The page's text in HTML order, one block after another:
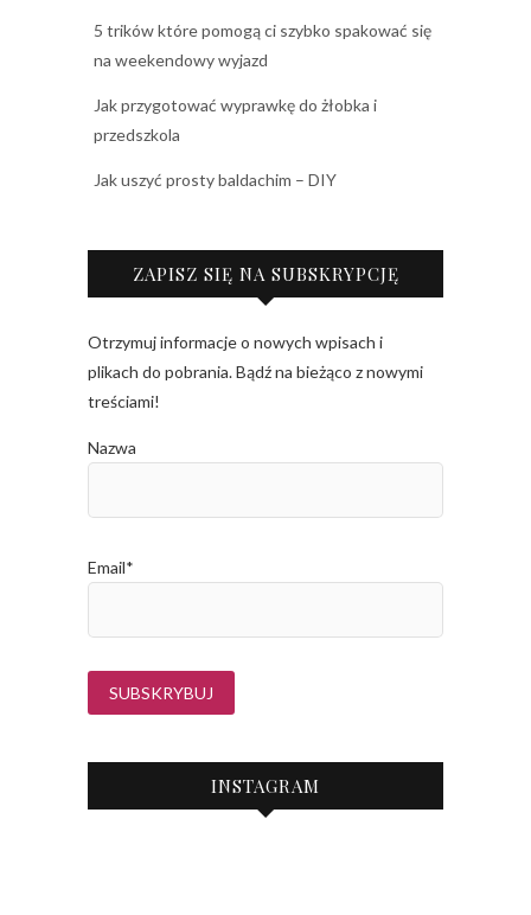
5 trików które pomogą ci szybko spakować się
na weekendowy wyjazd
Jak przygotować wyprawkę do żłobka i
przedszkola
Jak uszyć prosty baldachim – DIY
ZAPISZ SIĘ NA SUBSKRYPCJĘ
Otrzymuj informacje o nowych wpisach i
plikach do pobrania. Bądź na bieżąco z nowymi
treściami!
Nazwa
Email*
INSTAGRAM